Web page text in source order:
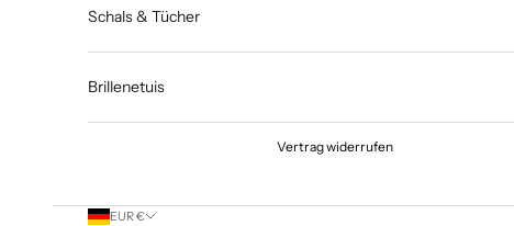
Schals & Tücher
Brillenetuis
Vertrag widerrufen
EUR €